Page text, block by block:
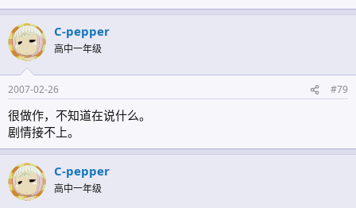
C-pepper
高中一年级
2007-02-26 #79
很做作，不知道在说什么。
剧情接不上。
C-pepper
高中一年级